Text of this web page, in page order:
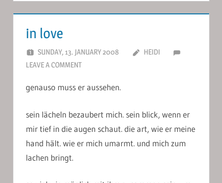
in love
SUNDAY, 13. JANUARY 2008
HEIDI
LEAVE A COMMENT
genauso muss er aussehen.
sein lächeln bezaubert mich. sein blick, wenn er
mir tief in die augen schaut. die art, wie er meine
hand hält. wie er mich umarmt. und mich zum
lachen bringt.